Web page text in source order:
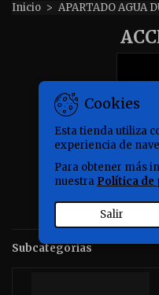
Inicio APARTADO AGUA
Aquí encontraras una
recambios para el
Subcategorías
Cookies
Esta tienda utiliza
experiencia de
Para obtener más
nuestra Política de
Salir